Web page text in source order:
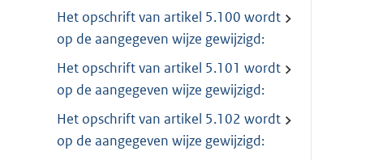
Het opschrift van artikel 5.100 wordt
op de aangegeven wijze gewijzigd:
Het opschrift van artikel 5.101 wordt
op de aangegeven wijze gewijzigd:
Het opschrift van artikel 5.102 wordt
op de aangegeven wijze gewijzigd: